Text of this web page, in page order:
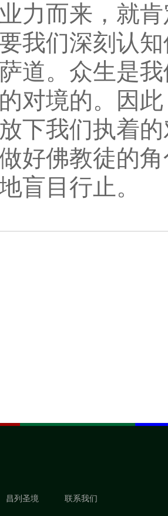
力而来，就
我们深刻认
道。众生是
对境的。因
下我们执着
好佛教徒的
盲目行止。
昌列圣境 联系我们